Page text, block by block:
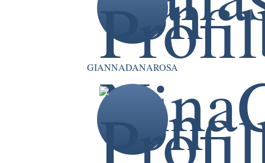
GIANNADANAROSA